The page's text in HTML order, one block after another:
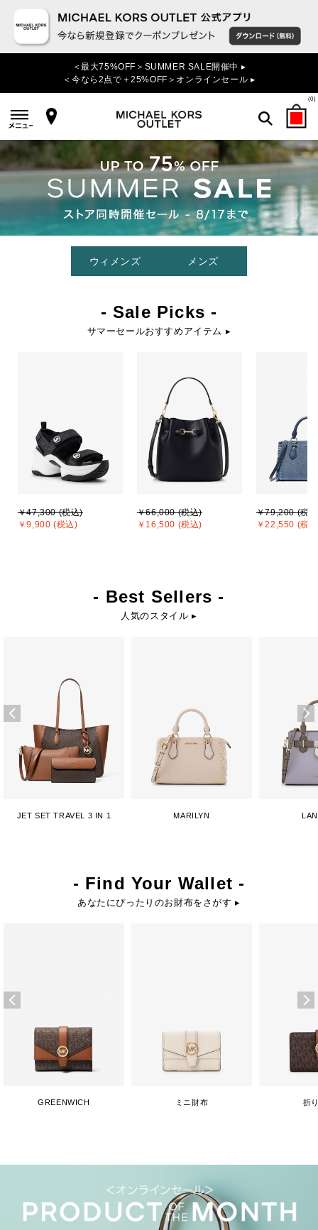
＜最大75%OFF＞SUMMER SALE開催中 ▸
＜今なら2点で＋25%OFF＞オンラインセール ▸
(0)
検索
ウィメンズ メンズ
- Sale Picks -
サマーセールおすすめアイテム ▸
￥47,300 (税込)
￥9,900 (税込)
￥66,000 (税込)
￥16,500 (税込)
￥79,200 (税
￥22,550 (税
- Best Sellers -
人気のスタイル ▸
JET SET TRAVEL 3 IN 1 MARILYN
- Find Your Wallet -
あなたにぴったりのお財布をさがす ▸
GREENWICH ミニ財布 折